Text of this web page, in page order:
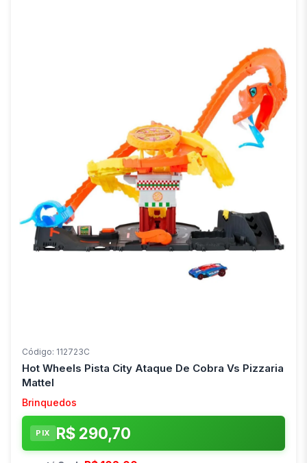
Código: 112723C
Hot Wheels Pista City Ataque De Cobra Vs Pizzaria
Mattel
Brinquedos
PIX R$ 290,70